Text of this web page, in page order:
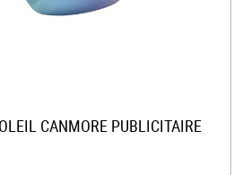
CANMORE PUBLICITAIRE